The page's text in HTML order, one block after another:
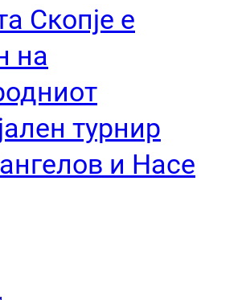
Скопје е
на
турнир
и Насе